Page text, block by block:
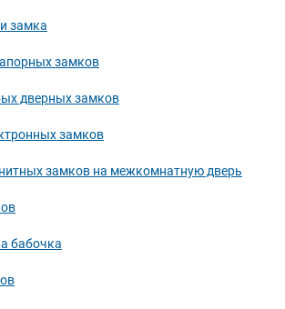
замка
замков
дверных замков
замков
замков на межкомнатную дверь
бабочка